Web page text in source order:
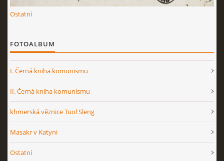
Ostatní
FOTOALBUM
I. Černá kniha komunismu
II. Černá kniha komunismu
khmerská věznice Tuol Sleng
Masakr v Katyni
Ostatní